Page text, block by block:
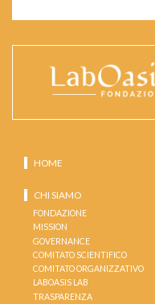
HOME
CHI SIAMO
FONDAZIONE
MISSION
GOVERNANCE
COMITATO SCIENTIFICO
COMITATO ORGANIZZATIVO
LABOASIS LAB
TRASPARENZA